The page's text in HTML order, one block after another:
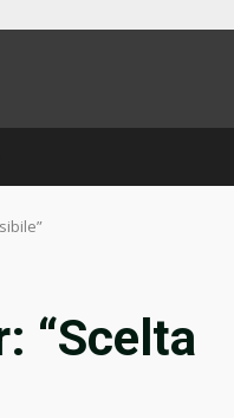
“Scelta